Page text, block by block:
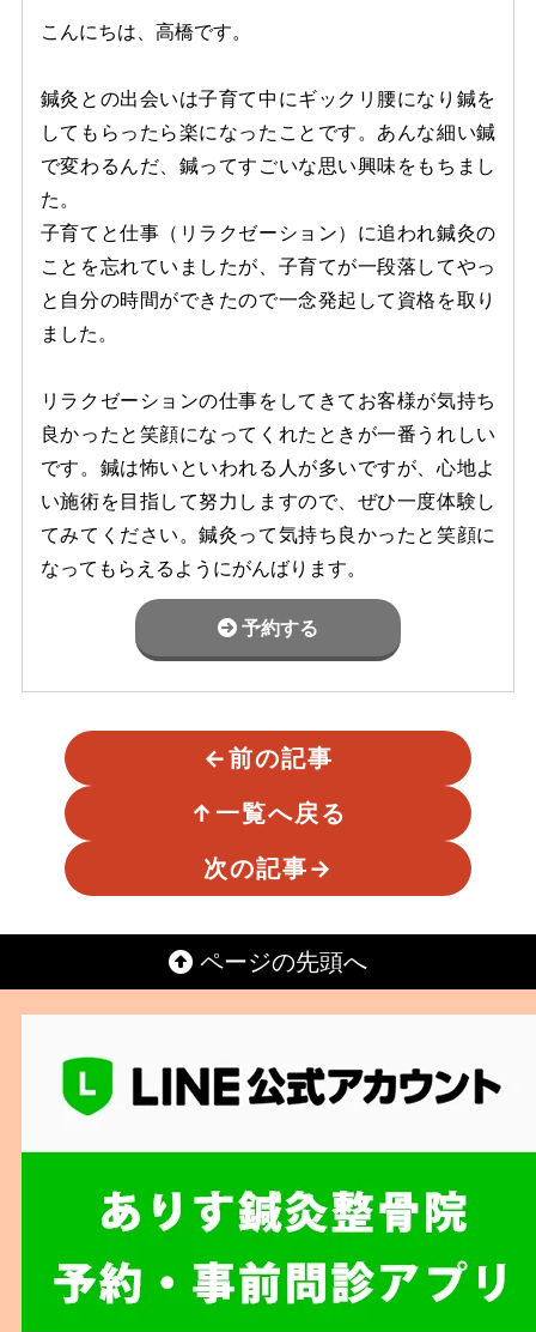
こんにちは、高橋です。
鍼灸との出会いは子育て中にギックリ腰になり鍼を
してもらったら楽になったことです。あんな細い鍼
で変わるんだ、鍼ってすごいな思い興味をもちまし
た。
子育てと仕事（リラクゼーション）に追われ鍼灸の
ことを忘れていましたが、子育てが一段落してやっ
と自分の時間ができたので一念発起して資格を取り
ました。
リラクゼーションの仕事をしてきてお客様が気持ち
良かったと笑顔になってくれたときが一番うれしい
です。鍼は怖いといわれる人が多いですが、心地よ
い施術を目指して努力しますので、ぜひ一度体験し
てみてください。鍼灸って気持ち良かったと笑顔に
なってもらえるようにがんばります。
予約する
←前の記事
↑ 一覧へ戻る
次の記事→
ページの先頭へ